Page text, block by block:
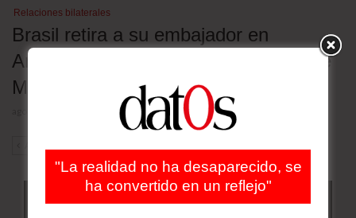
Relaciones bilaterales
Brasil retira a su embajador en
Argentina en rechazo a los insultos de
Milei contra Lula
"La realidad no ha desaparecido, se
ha convertido en un reflejo"